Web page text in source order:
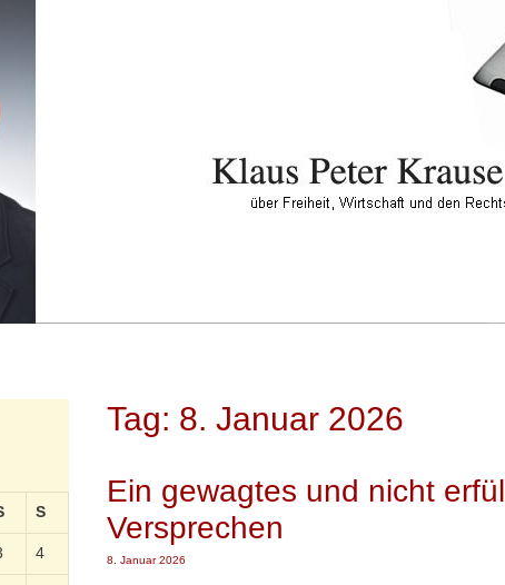
Tag: 8. Januar 2026
Ein gewagtes und nicht
Versprechen
8. Januar 2026
S
4